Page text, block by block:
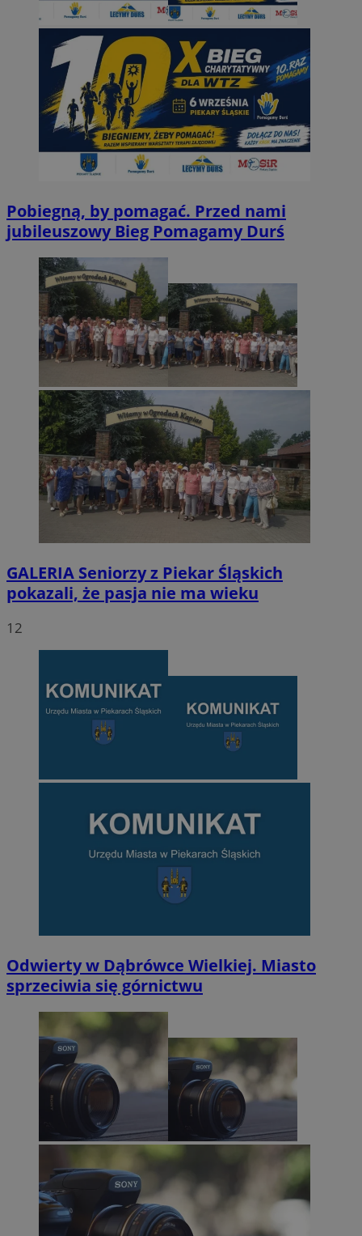
Pobiegną, by pomagać. Przed nami
jubileuszowy Bieg Pomagamy Durś
GALERIA Seniorzy z Piekar Śląskich
pokazali, że pasja nie ma wieku
12
Odwierty w Dąbrówce Wielkiej. Miasto
sprzeciwia się górnictwu